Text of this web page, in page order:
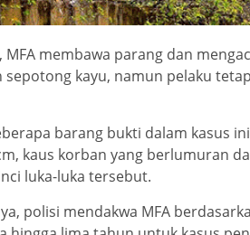
MFA membawa parang dan
sepotong kayu, namun pelaku
barang bukti dalam kasus
kaus korban yang berlumuran
luka-luka tersebut.
polisi mendakwa MFA